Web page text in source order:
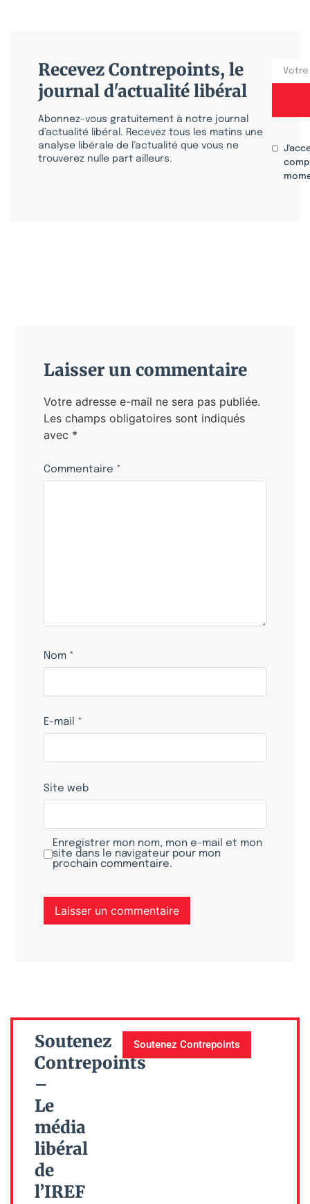
Recevez Contrepoints, le
journal d'actualité libéral
Abonnez-vous gratuitement à notre journal
d’actualité libéral. Recevez tous les matins une
analyse libérale de l’actualité que vous ne
trouverez nulle part ailleurs.
Laisser un commentaire
Votre adresse e-mail ne sera pas publiée.
Les champs obligatoires sont indiqués
avec *
Commentaire *
Nom *
E-mail *
Site web
Enregistrer mon nom, mon e-mail et mon
site dans le navigateur pour mon
prochain commentaire.
Soutenez
Contrepoints
–
Le
média
libéral
de
l’IREF
Soutenez Contrepoints